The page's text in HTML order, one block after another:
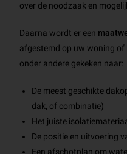
over de noodzaak en
Daarna wordt er een
afgestemd op uw woning
onder andere gekeken naar:
De meest geschikte
dak, of combinatie)
Het juiste
De positie en uitvoering
Een afschotplan om